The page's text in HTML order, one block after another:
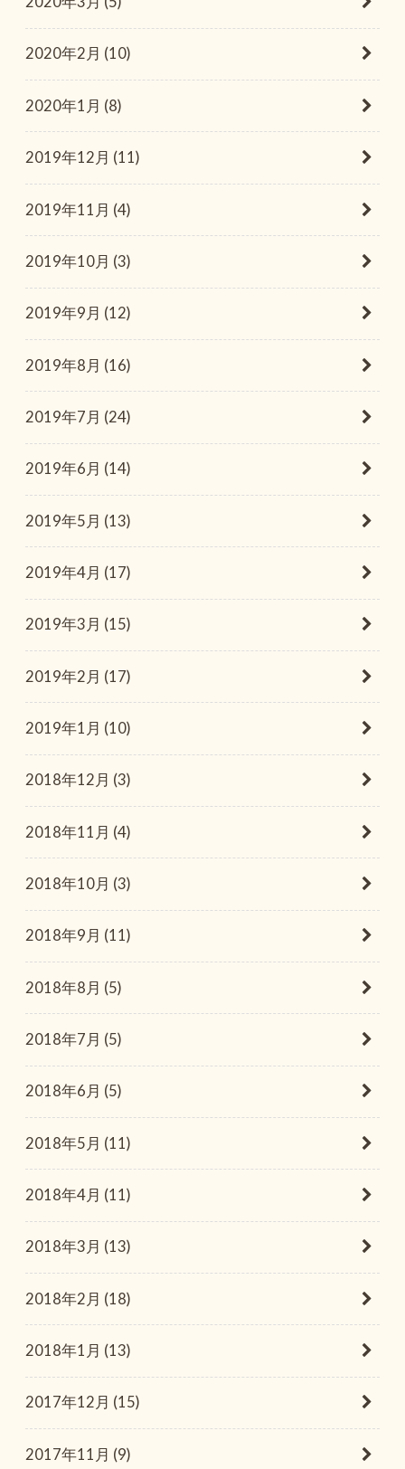
2020年2月 (10)
2020年1月 (8)
2019年12月 (11)
2019年11月 (4)
2019年10月 (3)
2019年9月 (12)
2019年8月 (16)
2019年7月 (24)
2019年6月 (14)
2019年5月 (13)
2019年4月 (17)
2019年3月 (15)
2019年2月 (17)
2019年1月 (10)
2018年12月 (3)
2018年11月 (4)
2018年10月 (3)
2018年9月 (11)
2018年8月 (5)
2018年7月 (5)
2018年6月 (5)
2018年5月 (11)
2018年4月 (11)
2018年3月 (13)
2018年2月 (18)
2018年1月 (13)
2017年12月 (15)
2017年11月 (9)